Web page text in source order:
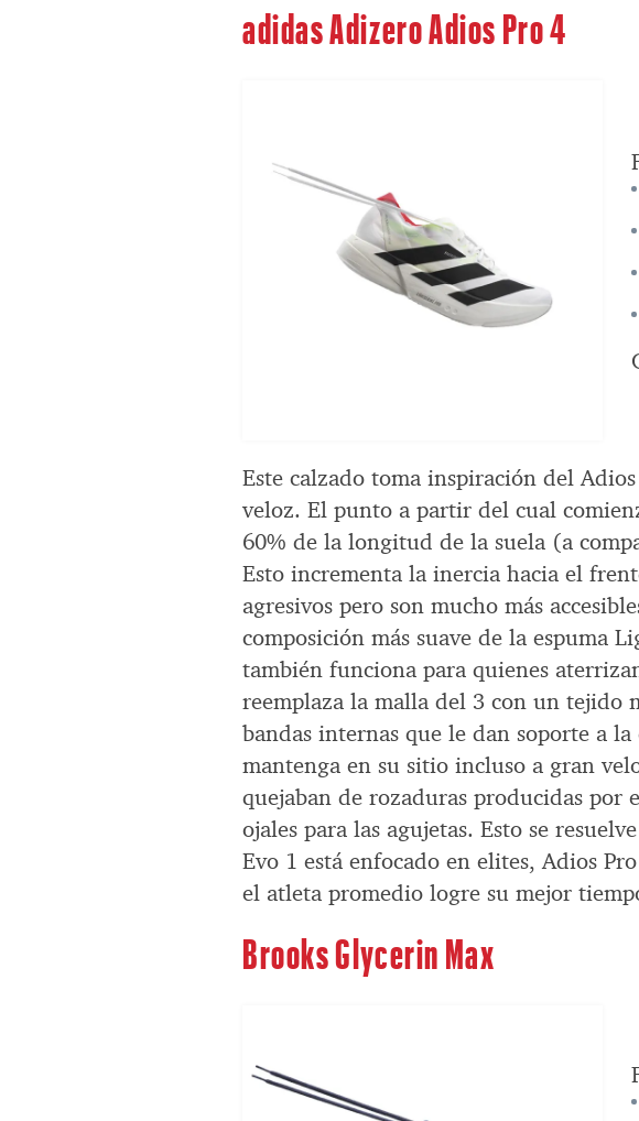
adidas Adizero Adios Pro 4
Este calzado toma inspiración del
veloz. El punto a partir del cual
60% de la longitud de la suela (a
Esto incrementa la inercia hacia el
agresivos pero son mucho más
composición más suave de la espuma
también funciona para quienes
reemplaza la malla del 3 con un tejido
bandas internas que le dan soporte a
mantenga en su sitio incluso a gran
quejaban de rozaduras producidas por
ojales para las agujetas. Esto se
Evo 1 está enfocado en elites, Adios
el atleta promedio logre su mejor
Brooks Glycerin Max